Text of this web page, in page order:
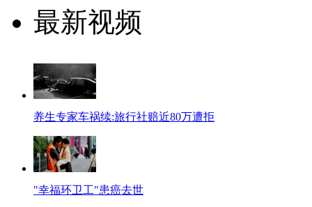
最新视频
养生专家车祸续:旅行社赔近80万遭拒
"幸福环卫工"患癌去世